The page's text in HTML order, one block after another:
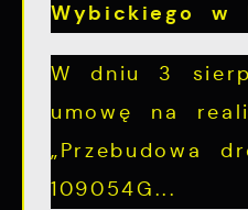
Wybickiego w
W dniu 3
umowę na
„Przebudowa
109054G...